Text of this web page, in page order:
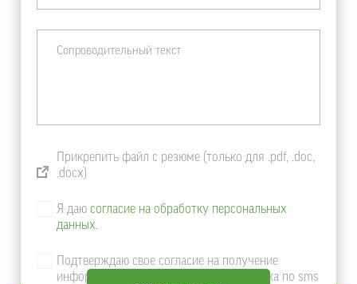
Прикрепить файл с резюме (только для .pdf, .doc,
.docx)
Я даюсогласие на обработку персональных
данных.
Подтверждаю свое согласие на получение
информации о продуктах и услугах Банка по sms